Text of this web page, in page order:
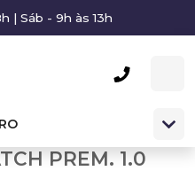
| Sáb - 9h às 13h
PREM. 1.0